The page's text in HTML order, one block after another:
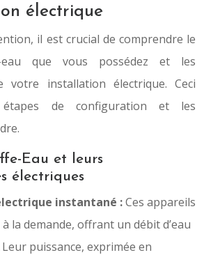
électrique
il est crucial de comprendre le
que vous possédez et les
votre installation électrique. Ceci
de configuration et les
Eau et leurs
électriques
instantané :Ces appareils
la demande, offrant un débit d’eau
puissance, exprimée en